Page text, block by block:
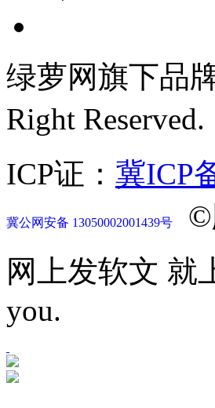
绿萝网旗下品
Right
ICP证： 冀ICP
冀公网安备 13050002001439号
©
网上发软文 就
you.